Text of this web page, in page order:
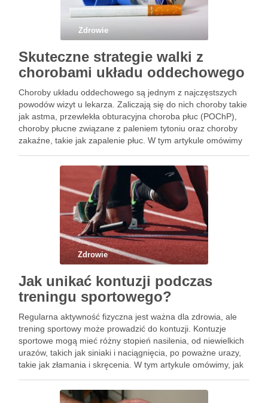
Zdrowie
Skuteczne strategie walki z
chorobami układu oddechowego
Choroby układu oddechowego są jednym z najczęstszych
powodów wizyt u lekarza. Zaliczają się do nich choroby takie
jak astma, przewlekła obturacyjna choroba płuc (POChP),
choroby płucne związane z paleniem tytoniu oraz choroby
zakaźne, takie jak zapalenie płuc. W tym artykule omówimy
Po pierwsze, …
Zdrowie
Jak unikać kontuzji podczas
treningu sportowego?
Regularna aktywność fizyczna jest ważna dla zdrowia, ale
trening sportowy może prowadzić do kontuzji. Kontuzje
sportowe mogą mieć różny stopień nasilenia, od niewielkich
urazów, takich jak siniaki i naciągnięcia, po poważne urazy,
takie jak złamania i skręcenia. W tym artykule omówimy, jak